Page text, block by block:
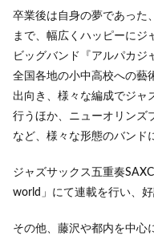
卒業後は自身の夢であった
まで、幅広くハッピーにジ
ビッグバンド『アルパカジ
全国各地の小中高校への藝
出向き、様々な編成でジャ
行うほか、ニューオリンズ
など、様々な形態のバンド
ジャズサックス五重奏
world」にて連載を行い、好
その他、藤沢や都内を中心